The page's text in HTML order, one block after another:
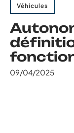
Véhicules
09/04/2025